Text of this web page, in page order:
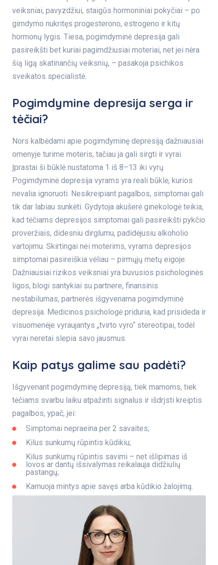
veiksniai, pavyzdžiui, staigūs hormoniniai pokyčiai – po
gimdymo nukritęs progesterono, estrogeno ir kitų
hormonų lygis. Tiesa, pogimdyminė depresija gali
pasireikšti bet kuriai pagimdžiusiai moteriai, net jei nėra
šią ligą skatinančių veiksnių, – pasakoja psichikos
sveikatos specialistė.
Pogimdymine depresija serga ir
tėčiai?
Nors kalbėdami apie pogimdyminę depresiją dažniausiai
omenyje turime moteris, tačiau ja gali sirgti ir vyrai.
Įprastai ši būklė nustatoma 1 iš 8–13 iki vyrų.
Pogimdyminė depresija vyrams yra reali būklė, kurios
nevalia ignoruoti. Nesikreipiant pagalbos, simptomai gali
tik dar labiau sunkėti. Gydytoja akušerė ginekologė teikia,
kad tėčiams depresijos simptomai gali pasireikšti pykčio
proveržiais, didesniu dirglumu, padidėjusiu alkoholio
vartojimu. Skirtingai nei moterims, vyrams depresijos
simptomai pasireiškia vėliau – pirmųjų metų eigoje.
Dažniausiai rizikos veiksniai yra buvusios psichologinės
ligos, blogi santykiai su partnere, finansinis
nestabilumas, partnerės išgyvenama pogimdyminė
depresija. Medicinos psichologė priduria, kad prisideda ir
visuomenėje vyraujantys „tvirto vyro“ stereotipai, todėl
vyrai neretai slepia savo jausmus.
Kaip patys galime sau padėti?
Išgyvenant pogimdyminę depresiją, tiek mamoms, tiek
tėčiams svarbu laiku atpažinti signalus ir išdrįsti kreiptis
pagalbos, ypač, jei:
Simptomai nepraeina per 2 savaites;
Kilus sunkumų rūpintis kūdikiu;
Kilus sunkumų rūpintis savimi – net išlipimas iš
lovos ar dantų išsivalymas reikalauja didžiulių
pastangų;
Kamuoja mintys apie savęs arba kūdikio žalojimą.